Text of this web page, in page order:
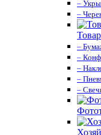
–
–
–
–
–
–
–